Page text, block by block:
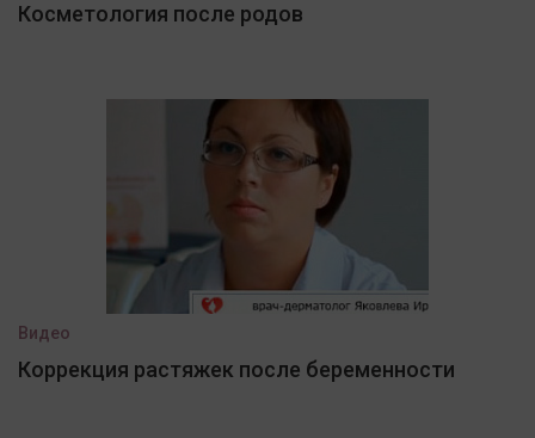
Косметология после родов
Видео
Коррекция растяжек после беременности